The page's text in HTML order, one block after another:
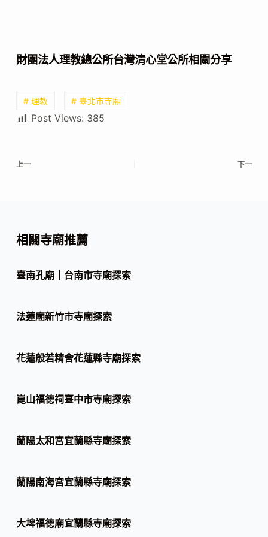
財團法人理教總公所台灣清心堂公所相關分享
# 理教 # 臺北市寺廟
Post Views: 385
上一 下一
相關寺廟推薦
臺南孔廟｜台南市寺廟探索
法蓮廟新竹市寺廟探索
花蓮般若精舍花蓮縣寺廟探索
崑山福德祠臺中市寺廟探索
蘭陽太和宮宜蘭縣寺廟探索
蘭陽南海宮宜蘭縣寺廟探索
大埤福德廟宜蘭縣寺廟探索